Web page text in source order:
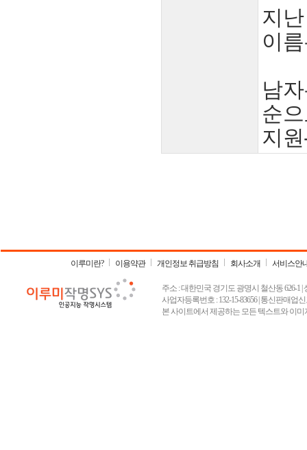
지
이
남
순
지
이루미란? 이용약관 개인정보 취급방침 회사소개 서비스안
주소 : 대한민국 경기도 광명시 철산동 626-1 |
사업자등록번호 : 132-15-83656 | 통신판매업
본 사이트에서 제공하는 모든 텍스트와 이